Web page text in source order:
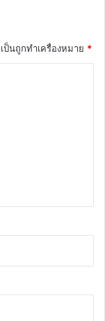
ป็นถูกทำเครื่องหมาย *